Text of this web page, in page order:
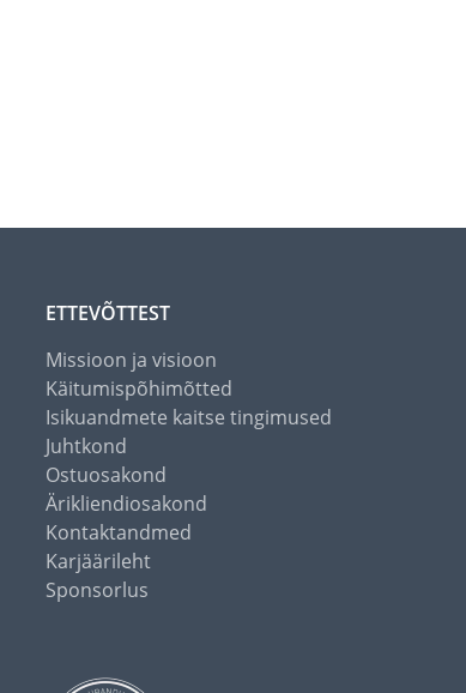
ETTEVÕTTEST
Missioon ja visioon
Käitumispõhimõtted
Isikuandmete kaitse tingimused
Juhtkond
Ostuosakond
Ärikliendiosakond
Kontaktandmed
Karjäärileht
Sponsorlus